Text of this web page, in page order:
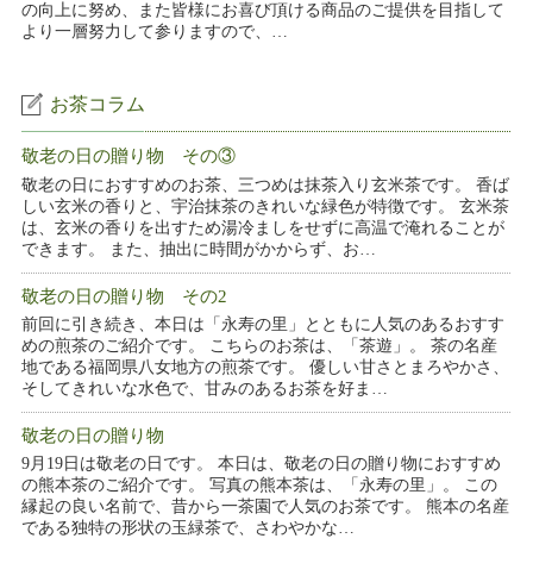
の向上に努め、また皆様にお喜び頂ける商品のご提供を目指して
より一層努力して参りますので、…
お茶コラム
敬老の日の贈り物 その③
敬老の日におすすめのお茶、三つめは抹茶入り玄米茶です。 香ば
しい玄米の香りと、宇治抹茶のきれいな緑色が特徴です。 玄米茶
は、玄米の香りを出すため湯冷ましをせずに高温で淹れることが
できます。 また、抽出に時間がかからず、お…
敬老の日の贈り物 その2
前回に引き続き、本日は「永寿の里」とともに人気のあるおすす
めの煎茶のご紹介です。 こちらのお茶は、「茶遊」。 茶の名産
地である福岡県八女地方の煎茶です。 優しい甘さとまろやかさ、
そしてきれいな水色で、甘みのあるお茶を好ま…
敬老の日の贈り物
9月19日は敬老の日です。 本日は、敬老の日の贈り物におすすめ
の熊本茶のご紹介です。 写真の熊本茶は、「永寿の里」。 この
縁起の良い名前で、昔から一茶園で人気のお茶です。 熊本の名産
である独特の形状の玉緑茶で、さわやかな…